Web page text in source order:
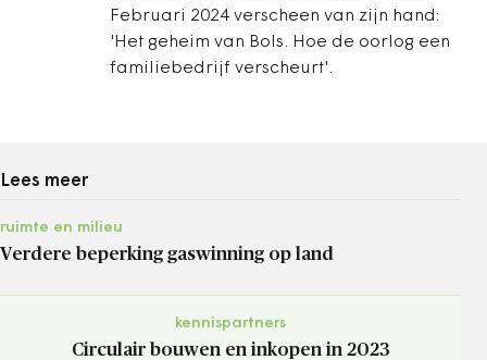
Februari 2024 verscheen van zijn hand:
'Het geheim van Bols. Hoe de oorlog een
familiebedrijf verscheurt'.
Lees meer
ruimte en milieu
Verdere beperking gaswinning op land
kennispartners
Circulair bouwen en inkopen in 2023